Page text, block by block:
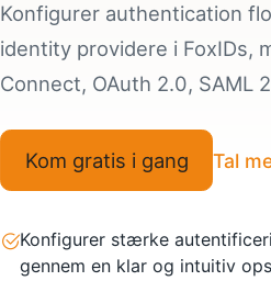
Konfigurer authentication
identity providere i FoxIDs,
Connect, OAuth 2.0, SAML
Kom gratis i gang Tal
Konfigurer stærke
gennem en klar og intuitiv